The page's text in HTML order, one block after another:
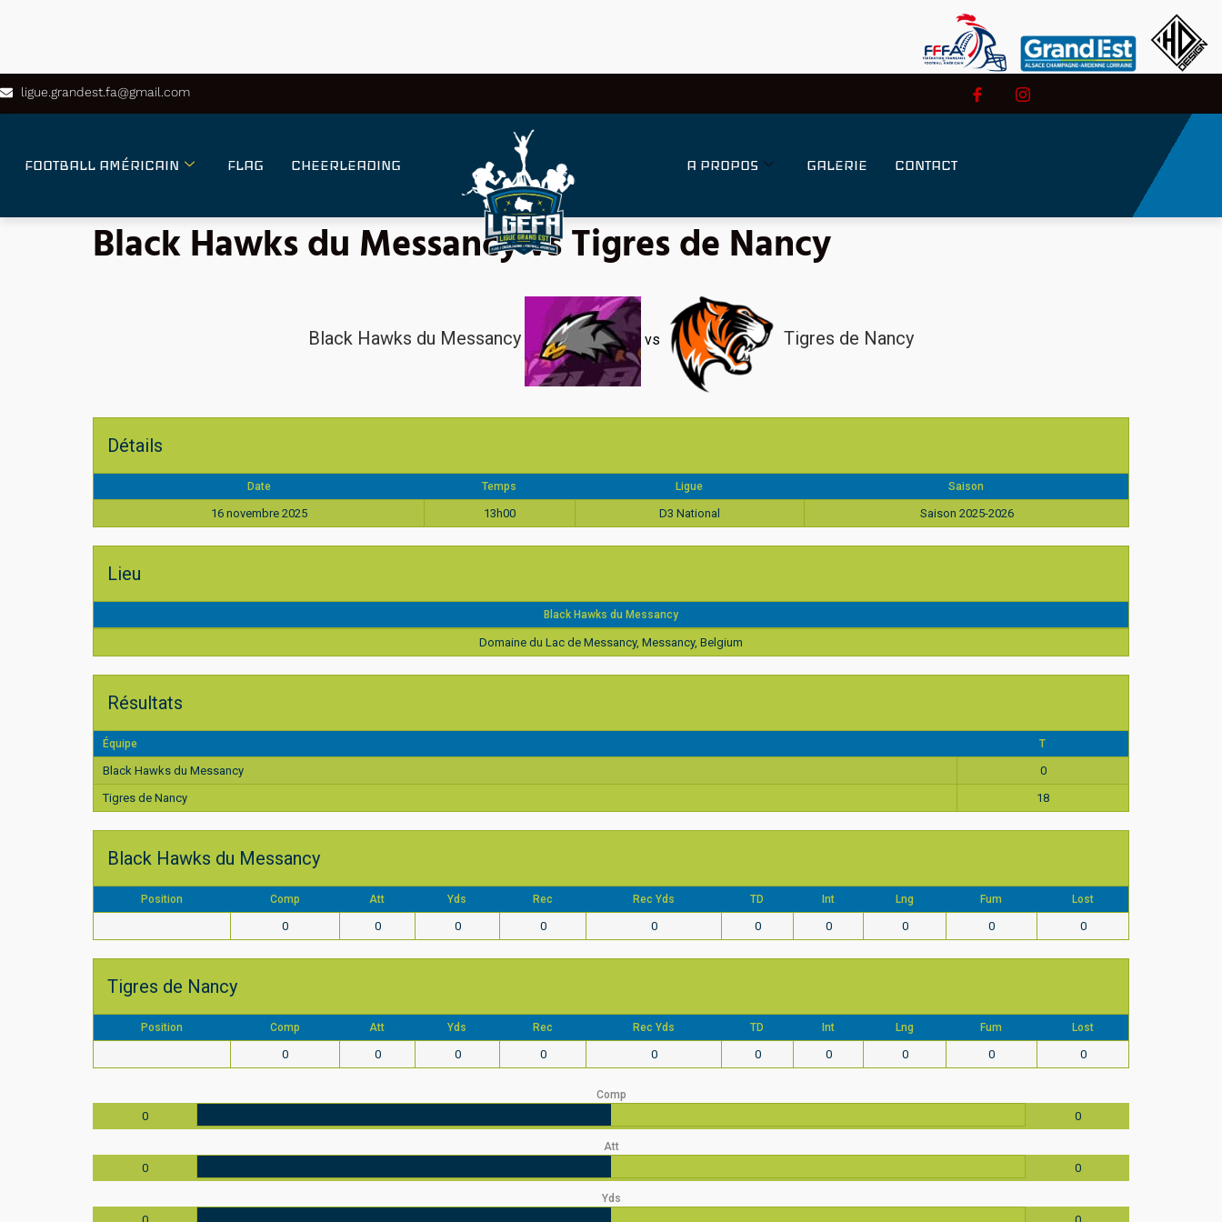
ligue.grandest.fa@gmail.com
FOOTBALL AMÉRICAIN FLAG CHEERLEADING A PROPOS GALERIE CONTACT
Black Hawks du Messancy vs Tigres de Nancy
Black Hawks du Messancy vs Tigres de Nancy
Détails
Date Temps Ligue Saison
16 novembre 2025 13h00 D3 National Saison 2025-2026
Lieu
Black Hawks du Messancy
Domaine du Lac de Messancy, Messancy, Belgium
Résultats
Équipe T
Black Hawks du Messancy
0
Tigres de Nancy
18
Black Hawks du Messancy
Position Comp Att Yds Rec Rec Yds TD Int Lng Fum Lost
0 0 0 0 0 0 0 0 0 0
Tigres de Nancy
Position Comp Att Yds Rec Rec Yds TD Int Lng Fum Lost
0 0 0 0 0 0 0 0 0 0
Comp
0 0
Att
0 0
Yds